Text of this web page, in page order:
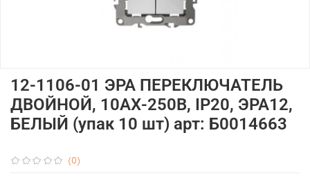
(0)
12-1106-01 ЭРА ПЕРЕКЛЮЧАТЕЛЬ
ДВОЙНОЙ, 10АХ-250В, IP20, ЭРА12,
БЕЛЫЙ (упак 10 шт) арт: Б0014663